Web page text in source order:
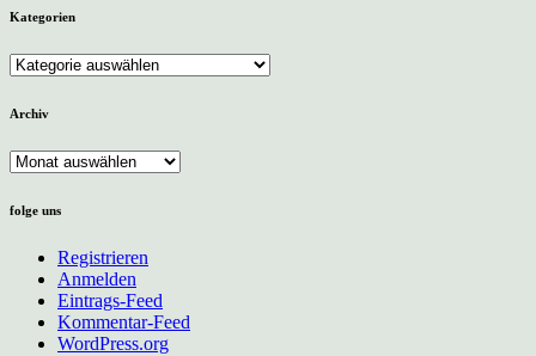
Kategorien
Kategorien
Archiv
Archiv
folge uns
Registrieren
Anmelden
Eintrags-Feed
Kommentar-Feed
WordPress.org